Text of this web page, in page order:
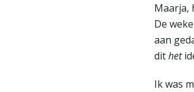
Maarja,
De
aan
dithet
Ik was